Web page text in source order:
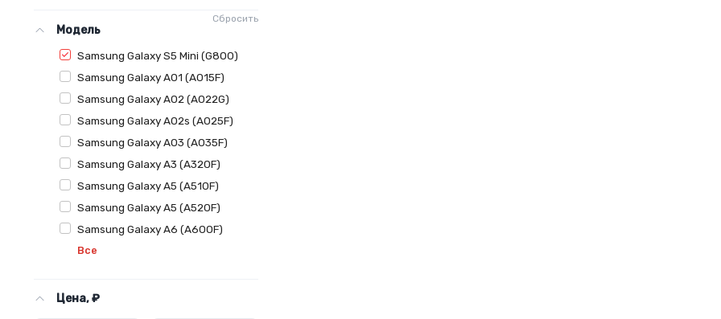
Сбросить
Модель
Samsung Galaxy S5 Mini (G800)
Samsung Galaxy A01 (A015F)
Samsung Galaxy A02 (A022G)
Samsung Galaxy A02s (A025F)
Samsung Galaxy A03 (A035F)
Samsung Galaxy A3 (A320F)
Samsung Galaxy A5 (A510F)
Samsung Galaxy A5 (A520F)
Samsung Galaxy A6 (A600F)
Все
Цена, ₽